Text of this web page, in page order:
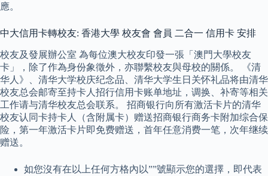
應。
中大信用卡轉校友: 香港大學 校友會 會員 二合一 信用卡 安排
校友及發展辦公室 為每位澳大校友印發一張「澳門大學校友
卡」，除了作為身份象徵外，亦聯繫校友與母校的關係。 《清
华人》、清华大学校庆纪念品、清华大学生日关怀礼品将由清华
校友总会邮寄至持卡人招行信用卡账单地址，调换、补寄等相关
工作请与清华校友总会联系。 招商银行向所有激活卡片的清华
校友认同卡持卡人（含附属卡）赠送招商银行商务卡附加综合保
险，第一年激活卡片即免费赠送，首年任意消费一笔，次年继续
赠送。
如您沒有在以上任何方格內以””號顯示您的選擇，即代表